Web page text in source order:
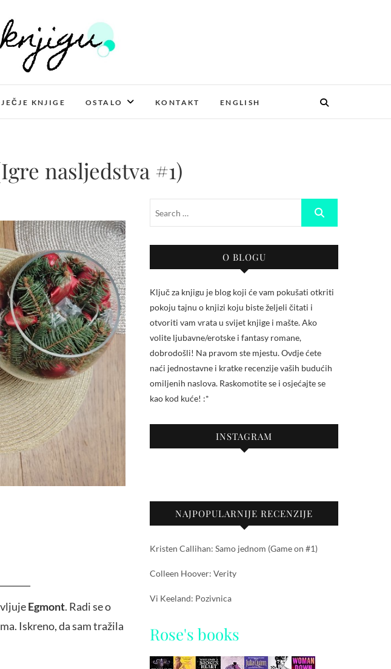
KNJIGE OSTALO KONTAKT ENGLISH
nasljedstva #1)
Egmont. Radi se o
Iskreno, da sam tražila
O BLOGU
Ključ za knjigu je blog koji će vam pokušati otkriti
pokoju tajnu o knjizi koju biste željeli čitati i
otvoriti vam vrata u svijet knjige i mašte. Ako
volite ljubavne/erotske i fantasy romane,
dobrodošli! Na pravom ste mjestu. Ovdje ćete
naći jednostavne i kratke recenzije vaših budućih
omiljenih naslova. Raskomotite se i osjećajte se
kao kod kuće! :*
INSTAGRAM
NAJPOPULARNIJE RECENZIJE
Kristen Callihan: Samo jednom (Game on #1)
Colleen Hoover: Verity
Vi Keeland: Pozivnica
Rose's books